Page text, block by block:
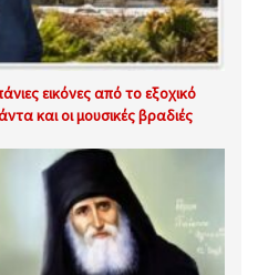
εικόνες από το εξοχικό
και οι μουσικές βραδιές